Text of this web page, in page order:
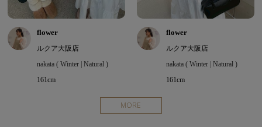
flower
ルクア大阪店
nakata ( Winter | Natural )
161cm
flower
ルクア大阪店
nakata ( Winter | Natural )
161cm
MORE